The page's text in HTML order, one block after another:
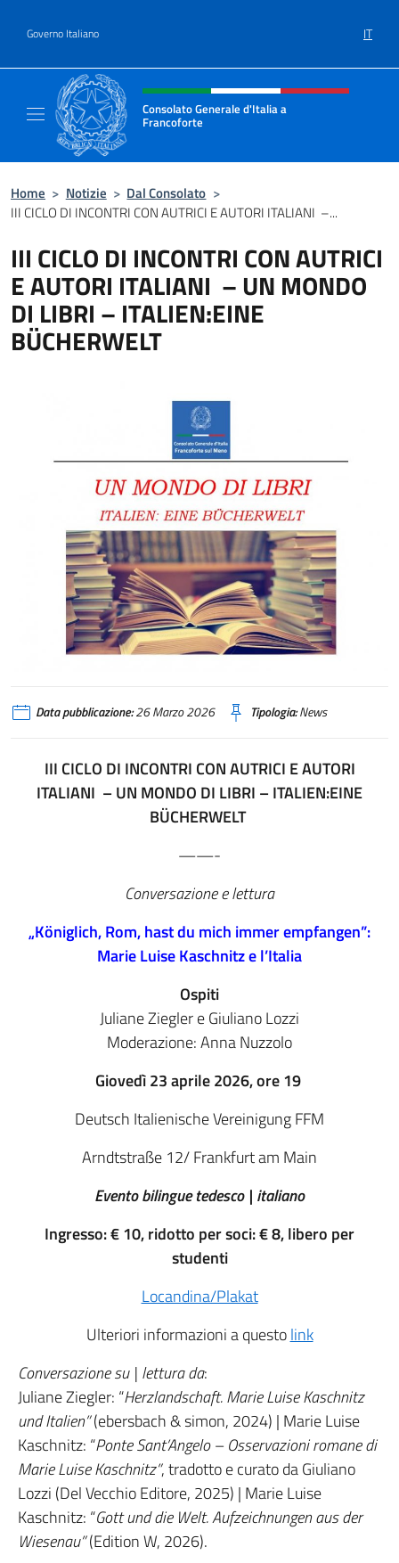
Governo Italiano IT
Intestazione sito, social e menù
Consolato Generale d'Italia a
Francoforte
Home > Notizie > Dal Consolato >
III CICLO DI INCONTRI CON AUTRICI E AUTORI ITALIANI –...
III CICLO DI INCONTRI CON AUTRICI
E AUTORI ITALIANI – UN MONDO
DI LIBRI – ITALIEN:EINE
BÜCHERWELT
Data pubblicazione:26 Marzo 2026 Tipologia:News
III CICLO DI INCONTRI CON AUTRICI E AUTORI
ITALIANI – UN MONDO DI LIBRI – ITALIEN:EINE
BÜCHERWELT
——-
Conversazione e lettura
„Königlich, Rom, hast du mich immer empfangen”:
Marie Luise Kaschnitz e l’Italia
Ospiti
Juliane Ziegler e Giuliano Lozzi
Moderazione: Anna Nuzzolo
Giovedì 23 aprile 2026, ore 19
Deutsch Italienische Vereinigung FFM
Arndtstraße 12/ Frankfurt am Main
Evento bilingue tedesco | italiano
Ingresso: € 10, ridotto per soci: € 8, libero per
studenti
Locandina/Plakat
Ulteriori informazioni a questolink
Conversazione su | lettura da:
Juliane Ziegler: “Herzlandschaft. Marie Luise Kaschnitz
und Italien”(ebersbach & simon, 2024) | Marie Luise
Kaschnitz: “Ponte Sant’Angelo – Osservazioni romane di
Marie Luise Kaschnitz”, tradotto e curato da Giuliano
Lozzi (Del Vecchio Editore, 2025) | Marie Luise
Kaschnitz: “Gott und die Welt. Aufzeichnungen aus der
Wiesenau”(Edition W, 2026).